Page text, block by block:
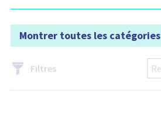
Montrer toutes les catégories
Filtres